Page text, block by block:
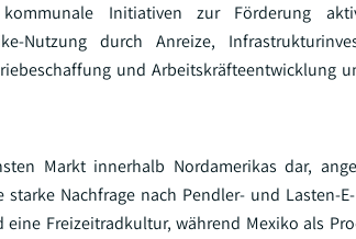
Initiativen zur Förderung
Nutzung durch Anreize,
und Arbeitskräfteentwicklung
Markt innerhalb Nordamerikas dar,
Nachfrage nach Pendler- und Lasten-
Freizeitradkultur, während Mexiko als